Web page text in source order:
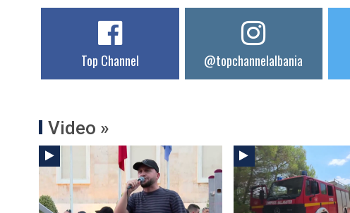
Top Channel @topchannelalbania
Video »